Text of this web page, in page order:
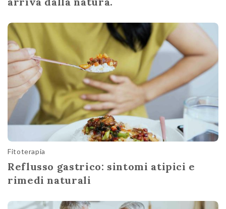
Fitoterapia
Reflusso gastrico: sintomi atipici e
rimedi naturali